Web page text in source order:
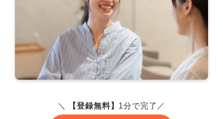
＼ 【登録無料】 1分で完了／